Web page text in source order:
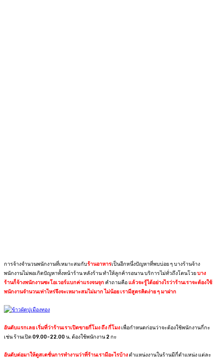
การจ้างจำนวนพนักงานที่เหมาะสมกับร้านอาหารเป็นอีกหนึ่งปัญหาที่พบบ่อย ๆ บางร้านจ้าง
พนักงานไม่พอเกิดปัญหาทั้งหน้าร้าน หลังร้าน ทำให้ลูกค้ารอนาน บริการไม่ทั่วถึงโดนโวยบาง
ร้านก็จ้างพนักงานซะโอเวอร์แบกค่าแรงจนจุกคำถามคือ แล้วจะรู้ได้อย่างไรว่าร้านเราจะต้องใช้
พนักงานจำนวนเท่าไหร่จึงจะเหมาะสมไม่มาก ไม่น้อย เรามีสูตรคิดง่าย ๆ มาฝาก
อันดับแรกเลยเริ่มที่ว่าร้านเราเปิดขายกี่โมง ถึง กี่โมงเพื่อกำหนดก่อนว่าจะต้องใช้พนักงานกี่กะ
เช่น ร้านเปิด 09.00-22.00 น. ต้องใช้พนักงาน 2 กะ
อันดับต่อมาให้ดูสเตชั่นการทำงานว่าที่ร้านเรามีอะไรบ้างตำแหน่งงานในร้านมีกี่ตำแหน่ง แต่ละ